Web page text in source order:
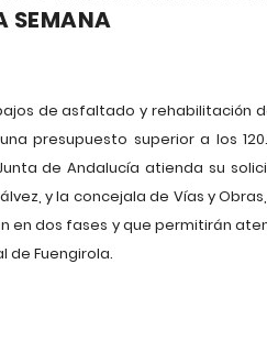
SEMANA
de asfaltado y rehabilitación
presupuesto superior a los
de Andalucía atienda su
y la concejala de Vías y
en dos fases y que permitirán
de Fuengirola.